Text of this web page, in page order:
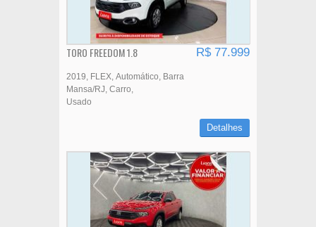
TORO FREEDOM 1.8 R$ 77.999
2019 FLEX Automático
Barra
Mansa/RJ Carro
Usado
Detalhes